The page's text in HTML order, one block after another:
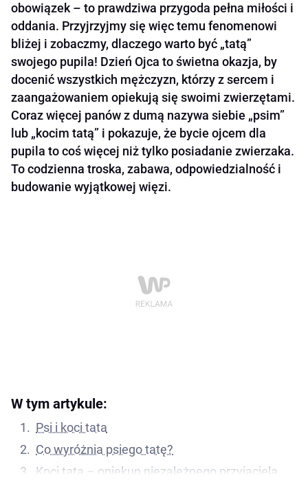
obowiązek – to prawdziwa przygoda pełna miłości i
oddania. Przyjrzyjmy się więc temu fenomenowi
bliżej i zobaczmy, dlaczego warto być „tatą”
swojego pupila! Dzień Ojca to świetna okazja, by
docenić wszystkich mężczyzn, którzy z sercem i
zaangażowaniem opiekują się swoimi zwierzętami.
Coraz więcej panów z dumą nazywa siebie „psim”
lub „kocim tatą” i pokazuje, że bycie ojcem dla
pupila to coś więcej niż tylko posiadanie zwierzaka.
To codzienna troska, zabawa, odpowiedzialność i
budowanie wyjątkowej więzi.
W tym artykule:
Psi i koci tata
Co wyróżnia psiego tatę?
Koci tata – opiekun niezależnego przyjaciela